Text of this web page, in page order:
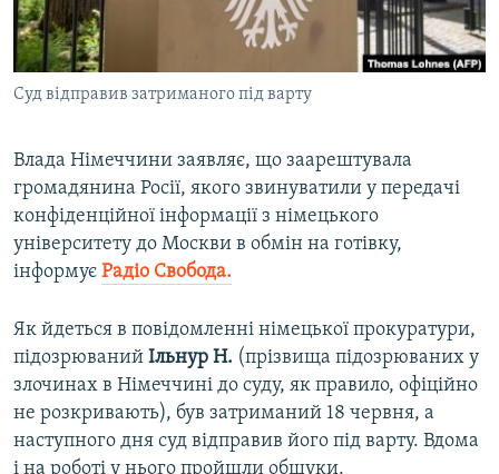
ВІДЕОУРОКИ «ELIFBE»
СВІДЧЕННЯ ОКУПАЦІЇ
УКРАЇНСЬКА ПРОБЛЕМА КРИМУ
Русский
Qırımtatar
Усі сайти RFE/RL
Суд відправив затриманого під варту
Влада Німеччини заявляє, що заарештувала
громадянина Росії, якого звинуватили у передачі
конфіденційної інформації з німецького
університету до Москви в обмін на готівку,
інформує Радіо Свобода.
Як йдеться в повідомленні німецької прокуратури,
підозрюваний Ільнур Н. (прізвища підозрюваних у
злочинах в Німеччині до суду, як правило, офіційно
не розкривають), був затриманий 18 червня, а
наступного дня суд відправив його під варту. Вдома
і на роботі у нього пройшли обшуки.